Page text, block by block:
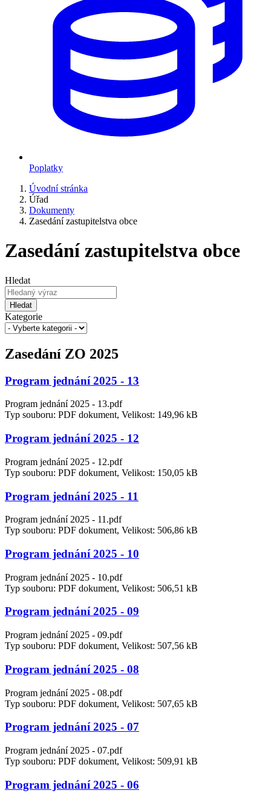
Poplatky
Úvodní stránka
Úřad
Dokumenty
Zasedání zastupitelstva obce
Zasedání zastupitelstva obce
Hledat
Hledat
Kategorie
Zasedání ZO 2025
Program jednání 2025 - 13
Program jednání 2025 - 13.pdf
Typ souboru: PDF dokument, Velikost: 149,96 kB
Program jednání 2025 - 12
Program jednání 2025 - 12.pdf
Typ souboru: PDF dokument, Velikost: 150,05 kB
Program jednání 2025 - 11
Program jednání 2025 - 11.pdf
Typ souboru: PDF dokument, Velikost: 506,86 kB
Program jednání 2025 - 10
Program jednání 2025 - 10.pdf
Typ souboru: PDF dokument, Velikost: 506,51 kB
Program jednání 2025 - 09
Program jednání 2025 - 09.pdf
Typ souboru: PDF dokument, Velikost: 507,56 kB
Program jednání 2025 - 08
Program jednání 2025 - 08.pdf
Typ souboru: PDF dokument, Velikost: 507,65 kB
Program jednání 2025 - 07
Program jednání 2025 - 07.pdf
Typ souboru: PDF dokument, Velikost: 509,91 kB
Program jednání 2025 - 06